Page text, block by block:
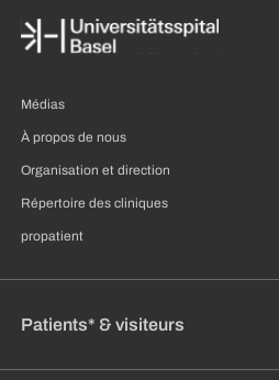
Médias
À propos de nous
Organisation et direction
Répertoire des cliniques
propatient
Patients* & visiteurs